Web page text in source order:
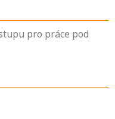
pro práce pod